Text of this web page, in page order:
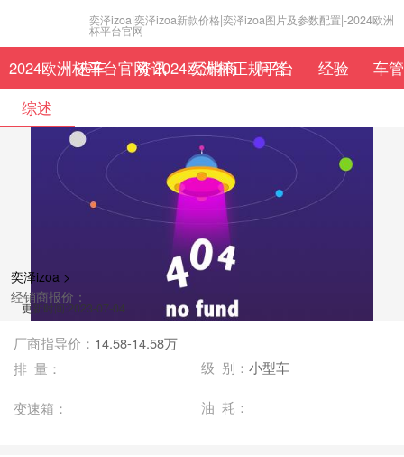
奕泽izoa|奕泽izoa新款价格|奕泽izoa图片及参数配置|-2024欧洲
杯平台官网
2024欧洲杯平台官网-2024欧洲杯正规平台
选车 资讯 经销商 问答 经验
车
综述
奕泽izoa >
经销商报价：
更新时间:2023-07-04
厂商指导价： 14.58-14.58万
排 量：
级 别： 小型车
变速箱： 油 耗：